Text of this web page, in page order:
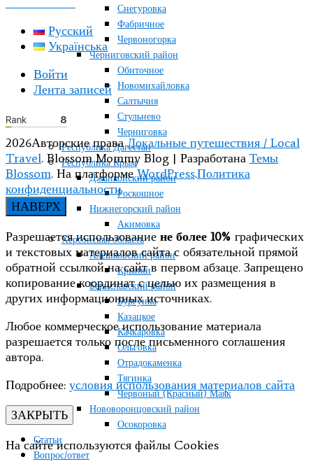
Снегуровка
Фабричное
Червоногорка
Черниговский район
Обиточное
Новомихайловка
Салтычия
Стульнево
Черниговка
Республика Дагестан
Республика Крым
Джанкойский район
Роскошное
Нижнегорский район
Акимовка
Херсонская область
Алешковский район
Крынки
Бериславский район
Бургунка
Казацкое
Качкаровка
Ольговка
Отрадокаменка
Тягинка
Червоный (Красный) Маяк
Нововоронцовский район
Осокоровка
Статьи
Вопрос/ответ
Русский
Українська
Войти
Лента записей
2026Авторские праваЛокальные путешествия / Local
Travel. Blossom Mommy Blog | Разработана Темы
Blossom. На платформеWordPress.Политика
конфиденциальности
НАВЕРХ
Разрешается использование не более 10% графических
и текстовых материалов сайта с обязательной прямой
обратной ссылкой на сайт в первом абзаце. Запрещено
копирование координат с целью их размещения в
других информационных источниках.
Любое коммерческое использование материала
разрешается только после письменного соглашения
автора.
Подробнее: условия использования материалов сайта
ЗАКРЫТЬ
На сайте используются файлы Cookies